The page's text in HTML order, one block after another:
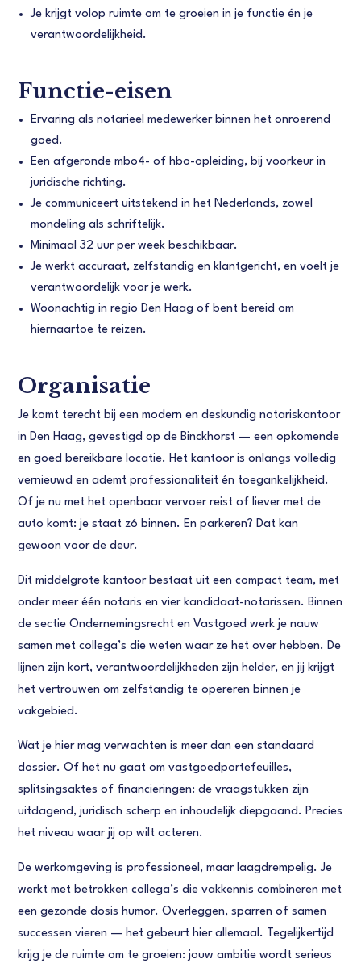
Je krijgt volop ruimte om te groeien in je functie én je
verantwoordelijkheid.
Functie-eisen
Ervaring als notarieel medewerker binnen het onroerend
goed.
Een afgeronde mbo4- of hbo-opleiding, bij voorkeur in
juridische richting.
Je communiceert uitstekend in het Nederlands, zowel
mondeling als schriftelijk.
Minimaal 32 uur per week beschikbaar.
Je werkt accuraat, zelfstandig en klantgericht, en voelt je
verantwoordelijk voor je werk.
Woonachtig in regio Den Haag of bent bereid om
hiernaartoe te reizen.
Organisatie
Je komt terecht bij een modern en deskundig notariskantoor
in Den Haag, gevestigd op de Binckhorst — een opkomende
en goed bereikbare locatie. Het kantoor is onlangs volledig
vernieuwd en ademt professionaliteit én toegankelijkheid.
Of je nu met het openbaar vervoer reist of liever met de
auto komt: je staat zó binnen. En parkeren? Dat kan
gewoon voor de deur.
Dit middelgrote kantoor bestaat uit een compact team, met
onder meer één notaris en vier kandidaat-notarissen. Binnen
de sectie Ondernemingsrecht en Vastgoed werk je nauw
samen met collega’s die weten waar ze het over hebben. De
lijnen zijn kort, verantwoordelijkheden zijn helder, en jij krijgt
het vertrouwen om zelfstandig te opereren binnen je
vakgebied.
Wat je hier mag verwachten is meer dan een standaard
dossier. Of het nu gaat om vastgoedportefeuilles,
splitsingsaktes of financieringen: de vraagstukken zijn
uitdagend, juridisch scherp en inhoudelijk diepgaand. Precies
het niveau waar jij op wilt acteren.
De werkomgeving is professioneel, maar laagdrempelig. Je
werkt met betrokken collega’s die vakkennis combineren met
een gezonde dosis humor. Overleggen, sparren of samen
successen vieren — het gebeurt hier allemaal. Tegelijkertijd
krijg je de ruimte om te groeien: jouw ambitie wordt serieus